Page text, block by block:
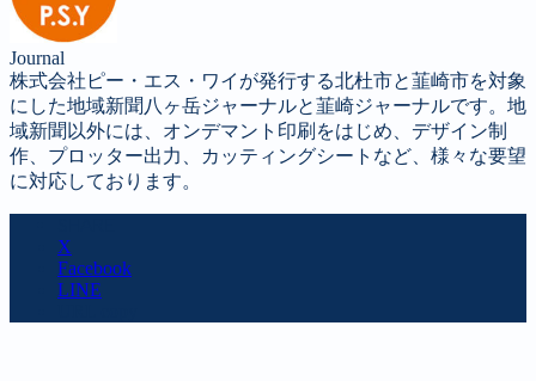
Journal
株式会社ピー・エス・ワイが発行する北杜市と韮崎市を対象
にした地域新聞八ヶ岳ジャーナルと韮崎ジャーナルです。地
域新聞以外には、オンデマント印刷をはじめ、デザイン制
作、プロッター出力、カッティングシートなど、様々な要望
に対応しております。
X
Facebook
LINE